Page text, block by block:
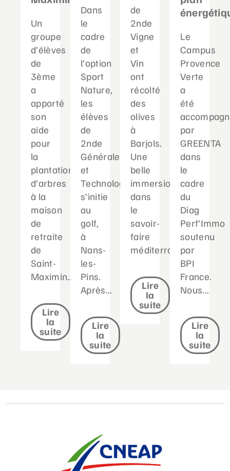
Un
groupe
d’élèves
de
3ème
a
apporté
son
aide
pour
la
plantation
d’arbres
à la
maison
de
retraite
de
Saint-
Maximin....
Lire
la
suite
Dans
le
cadre
de
l’option
Sport
Nature,
les
élèves
de
2nde
Générale
et
Technologique
s’initie
au
golf,
à
Nans-
les-
Pins.
Après...
Lire
la
suite
de
2nde
Vigne
et
Vin
ont
récolté
des
olives
à
Barjols.
Une
belle
immersion
dans
le
savoir-
faire
méditerranéen...
Lire
la
suite
Le
Campus
Provence
Verte
a
été
par
GREENTA
dans
le
cadre
du
Diag
Perf’Immo
soutenu
par
BPI
France.
Nous...
Lire
la
suite